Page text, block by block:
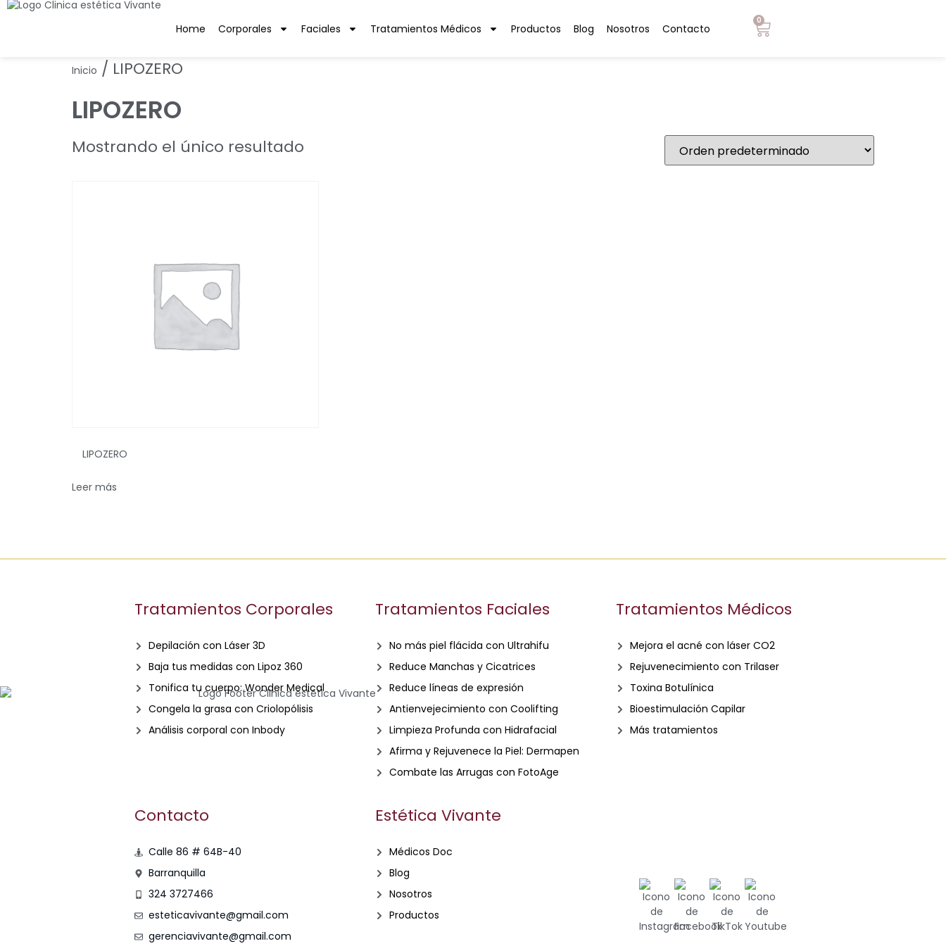
Home Corporales Faciales Tratamientos Médicos Productos Blog Nosotros Contacto
0
Inicio / LIPOZERO
LIPOZERO
Mostrando el único resultado
LIPOZERO
Leer más
Tratamientos Corporales
Depilación con Láser 3D
Baja tus medidas con Lipoz 360
Tonifica tu cuerpo: Wonder Medical
Congela la grasa con Criolopólisis
Análisis corporal con Inbody
Tratamientos Faciales
No más piel flácida con Ultrahifu
Reduce Manchas y Cicatrices
Reduce líneas de expresión
Antienvejecimiento con Coolifting
Limpieza Profunda con Hidrafacial
Afirma y Rejuvenece la Piel: Dermapen
Combate las Arrugas con FotoAge
Tratamientos Médicos
Mejora el acné con láser CO2
Rejuvenecimiento con Trilaser
Toxina Botulínica
Bioestimulación Capilar
Más tratamientos
Contacto
Calle 86 # 64B-40
Barranquilla
324 3727466
esteticavivante@gmail.com
gerenciavivante@gmail.com
Estética Vivante
Médicos Doc
Blog
Nosotros
Productos